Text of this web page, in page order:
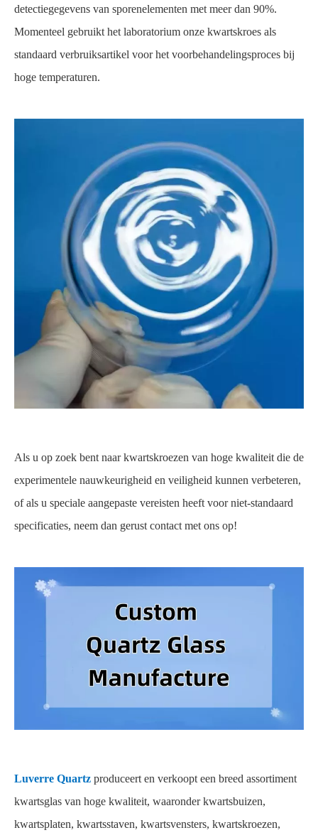
detectiegegevens van sporenelementen met meer dan 90%.
Momenteel gebruikt het laboratorium onze kwartskroes als
standaard verbruiksartikel voor het voorbehandelingsproces bij
hoge temperaturen.
Als u op zoek bent naar kwartskroezen van hoge kwaliteit die de
experimentele nauwkeurigheid en veiligheid kunnen verbeteren,
of als u speciale aangepaste vereisten heeft voor niet-standaard
specificaties, neem dan gerust contact met ons op!
Luverre Quartz produceert en verkoopt een breed assortiment
kwartsglas van hoge kwaliteit, waaronder kwartsbuizen,
kwartsplaten, kwartsstaven, kwartsvensters, kwartskroezen,